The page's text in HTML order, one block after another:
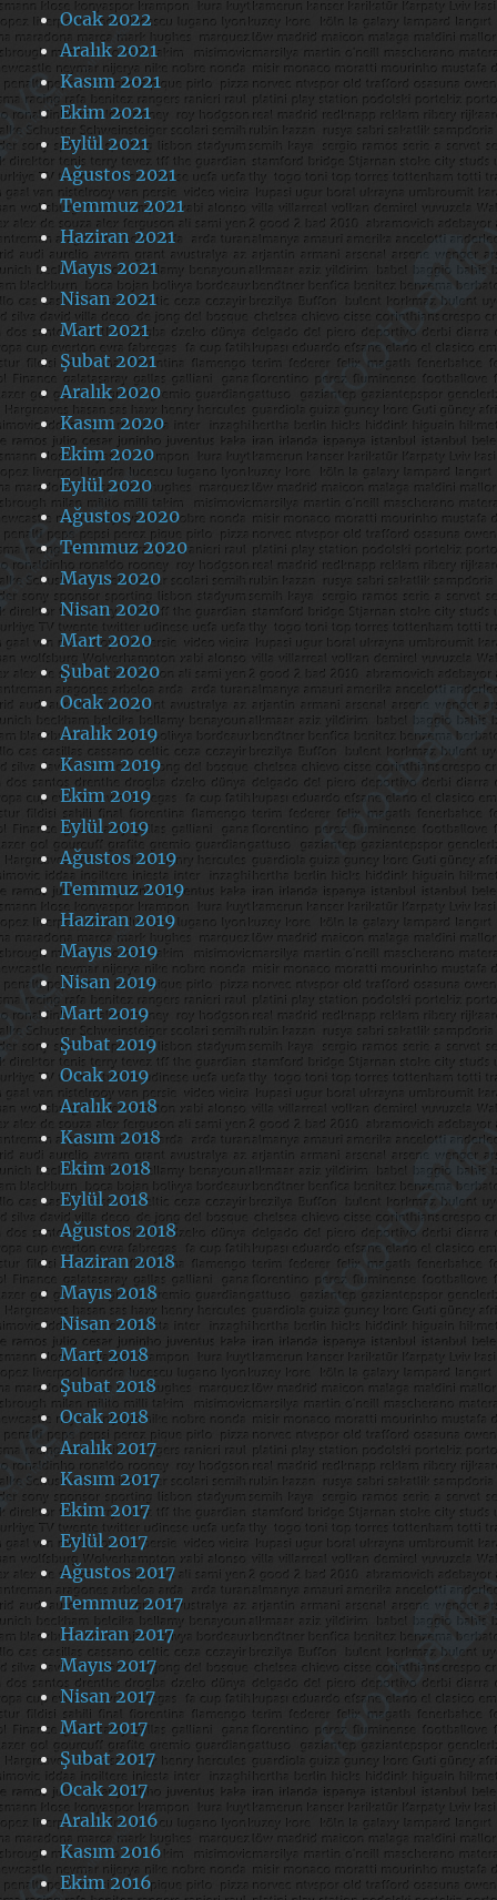
Ocak 2022
Aralık 2021
Kasım 2021
Ekim 2021
Eylül 2021
Ağustos 2021
Temmuz 2021
Haziran 2021
Mayıs 2021
Nisan 2021
Mart 2021
Şubat 2021
Aralık 2020
Kasım 2020
Ekim 2020
Eylül 2020
Ağustos 2020
Temmuz 2020
Mayıs 2020
Nisan 2020
Mart 2020
Şubat 2020
Ocak 2020
Aralık 2019
Kasım 2019
Ekim 2019
Eylül 2019
Ağustos 2019
Temmuz 2019
Haziran 2019
Mayıs 2019
Nisan 2019
Mart 2019
Şubat 2019
Ocak 2019
Aralık 2018
Kasım 2018
Ekim 2018
Eylül 2018
Ağustos 2018
Haziran 2018
Mayıs 2018
Nisan 2018
Mart 2018
Şubat 2018
Ocak 2018
Aralık 2017
Kasım 2017
Ekim 2017
Eylül 2017
Ağustos 2017
Temmuz 2017
Haziran 2017
Mayıs 2017
Nisan 2017
Mart 2017
Şubat 2017
Ocak 2017
Aralık 2016
Kasım 2016
Ekim 2016